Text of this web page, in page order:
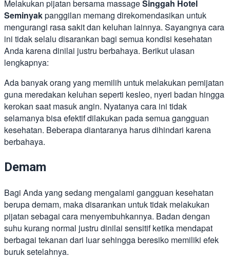
Melakukan pijatan bersama massageSinggah Hotel
Seminyakpanggilan memang direkomendasikan untuk
mengurangi rasa sakit dan keluhan lainnya. Sayangnya cara
ini tidak selalu disarankan bagi semua kondisi kesehatan
Anda karena dinilai justru berbahaya. Berikut ulasan
lengkapnya:
Ada banyak orang yang memilih untuk melakukan pemijatan
guna meredakan keluhan seperti kesleo, nyeri badan hingga
kerokan saat masuk angin. Nyatanya cara ini tidak
selamanya bisa efektif dilakukan pada semua gangguan
kesehatan. Beberapa diantaranya harus dihindari karena
berbahaya.
Demam
Bagi Anda yang sedang mengalami gangguan kesehatan
berupa demam, maka disarankan untuk tidak melakukan
pijatan sebagai cara menyembuhkannya. Badan dengan
suhu kurang normal justru dinilai sensitif ketika mendapat
berbagai tekanan dari luar sehingga beresiko memiliki efek
buruk setelahnya.